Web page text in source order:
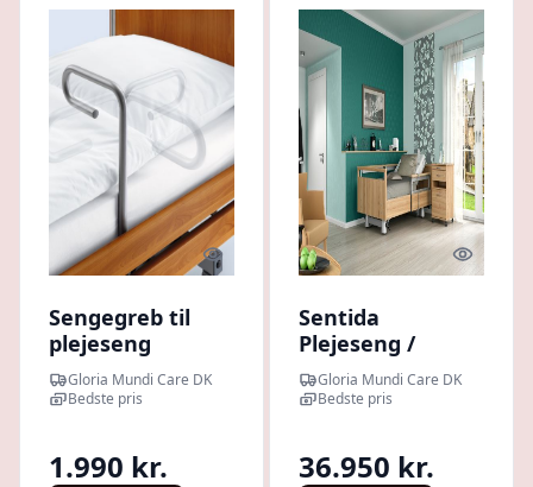
Quick look
Sengegreb til
plejeseng
(udstigningshjælp)
Gloria Mundi Care DK
Bedste pris
1.990 kr.
Quick
Sentida
Plejeseng /
Demensseng -
inkl. madras,
Gloria Mundi Care DK
Bedste pris
36.950 kr.